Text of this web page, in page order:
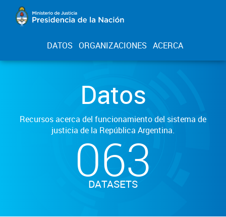
DATOS ORGANIZACIONES ACERCA
Datos
Recursos acerca del funcionamiento del sistema de
justicia de la República Argentina.
063
DATASETS